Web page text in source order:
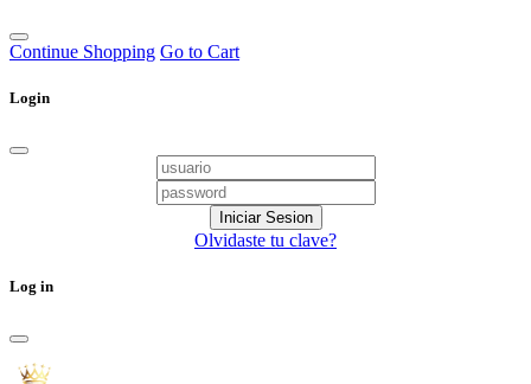
Continue Shopping Go to Cart
Login
Olvidaste tu clave?
Log in